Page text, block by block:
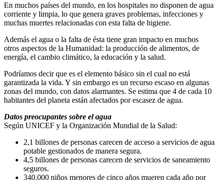
En muchos países del mundo, en los hospitales no disponen de agua
corriente y limpia, lo que genera graves problemas, infecciones y
muchas muertes relacionadas con esta falta de higiene.
Además el agua o la falta de ésta tiene gran impacto en muchos
otros aspectos de la Humanidad: la producción de alimentos, de
energía, el cambio climático, la educación y la salud.
Podríamos decir que es el elemento básico sin el cual no está
garantizada la vida. Y sin embargo es un recurso escaso en algunas
zonas del mundo, con datos alarmantes. Se estima que 4 de cada 10
habitantes del planeta están afectados por escasez de agua.
Datos preocupantes sobre el agua
Según UNICEF y la Organización Mundial de la Salud:
2,1 billones de personas carecen de acceso a servicios de agua
potable gestionados de manera segura.
4,5 billones de personas carecen de servicios de saneamiento
seguros.
340.000 niños menores de cinco años mueren cada año por